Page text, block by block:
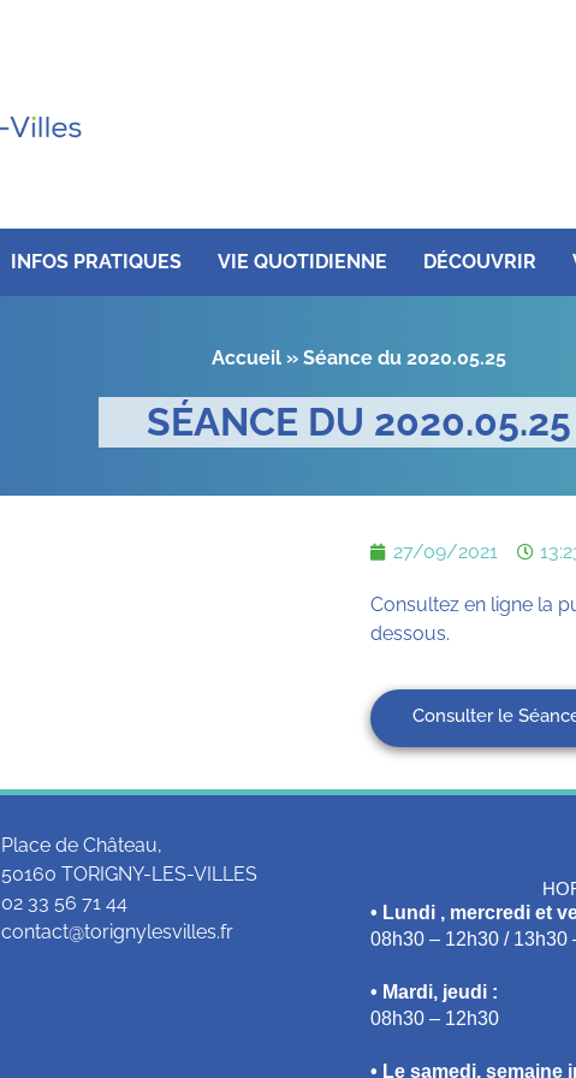
INFOS PRATIQUES VIE QUOTIDIENNE DÉCOUVRIR
Accueil» Séance du 2020.05.25
SÉANCE DU 2020.05.25
27/09/2021
Consultez en ligne la
dessous.
Consulter le
Place de Château,
50160 TORIGNY-LES-VILLES
02 33 56 71 44
contact@torignylesvilles.fr
• Lundi , mercredi et
08h30 – 12h30 / 13h30
• Mardi, jeudi :
08h30 – 12h30
• Le samedi, semaine